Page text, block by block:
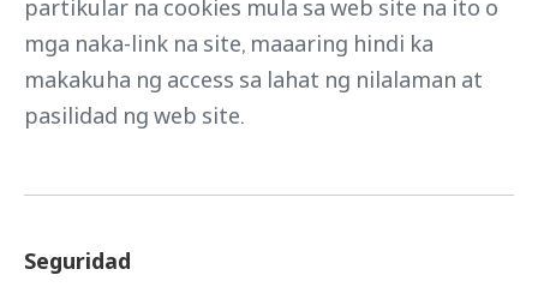
partikular na cookies mula sa web site na ito o
mga naka-link na site, maaaring hindi ka
makakuha ng access sa lahat ng nilalaman at
pasilidad ng web site.
Seguridad